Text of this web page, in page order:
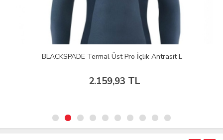
BLACKSPADE Termal Üst Pro İçlik Antrasit L
2.159,93 TL